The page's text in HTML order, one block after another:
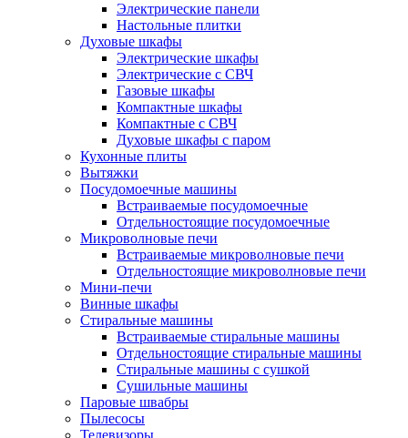
Электрические панели
Настольные плитки
Духовые шкафы
Электрические шкафы
Электрические с СВЧ
Газовые шкафы
Компактные шкафы
Компактные с СВЧ
Духовые шкафы с паром
Кухонные плиты
Вытяжки
Посудомоечные машины
Встраиваемые посудомоечные
Отдельностоящие посудомоечные
Микроволновые печи
Встраиваемые микроволновые печи
Отдельностоящие микроволновые печи
Мини-печи
Винные шкафы
Стиральные машины
Встраиваемые стиральные машины
Отдельностоящие стиральные машины
Стиральные машины с сушкой
Сушильные машины
Паровые швабры
Пылесосы
Телевизоры